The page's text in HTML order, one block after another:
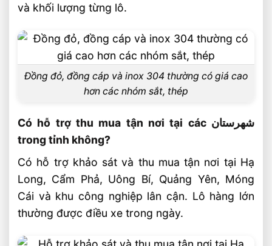
và khối lượng từng lô.
Đồng đỏ, đồng cáp và inox 304 thường có giá cao
hơn các nhóm sắt, thép
Có hỗ trợ thu mua tận nơi tại các شهرستان
trong tỉnh không?
Có hỗ trợ khảo sát và thu mua tận nơi tại Hạ
Long, Cẩm Phả, Uông Bí, Quảng Yên, Móng
Cái và khu công nghiệp lân cận. Lô hàng lớn
thường được điều xe trong ngày.